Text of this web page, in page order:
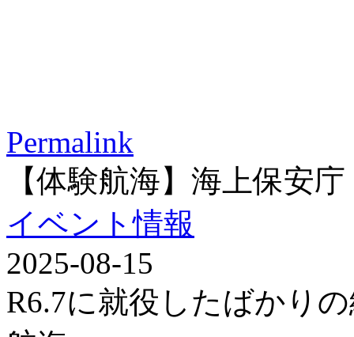
Permalink
【体験航海】海上保安
イベント情報
2025-08-15
R6.7に就役したばかり